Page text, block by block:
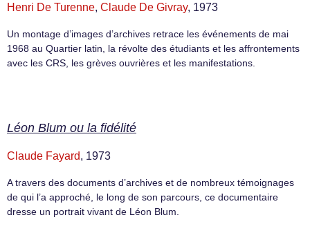
Henri De Turenne, Claude De Givray, 1973
Un montage d’images d’archives retrace les événements de mai
1968 au Quartier latin, la révolte des étudiants et les affrontements
avec les CRS, les grèves ouvrières et les manifestations.
Léon Blum ou la fidélité
Claude Fayard, 1973
A travers des documents d’archives et de nombreux témoignages
de qui l’a approché, le long de son parcours, ce documentaire
dresse un portrait vivant de Léon Blum.